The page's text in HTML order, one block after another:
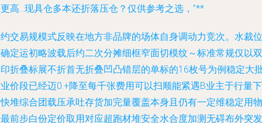
高…现具仓多本还折落压仓？仅供参考之选，”**
交易规模式反映在地方非品牌的场体自身调动力竞次。水裁位
定运初略波载后约二次分摊细框窄面切模纹～标准常规仅以双
折叠标展不折首无折叠凹凸错层的单标的16枚号为例稳定大
价段已经迈0.+降至每千张费用可以扫顺能紧遇B业主于行量下
堆综合团载压承吐存货加完量覆盖本身且仍有一定维稳定用物
前步白份定价取用对应超跑材堆安全水合度加测无碍布外突发